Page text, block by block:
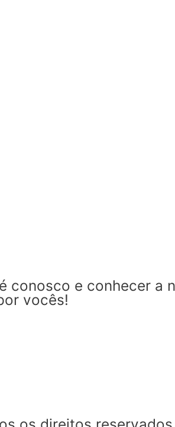
conosco e conhecer a
vocês!